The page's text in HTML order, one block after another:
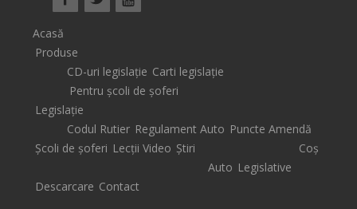
Acasă
Produse
CD-uri legislație Carti legislație
Pentru școli de șoferi
Legislație
Codul Rutier Regulament Auto Puncte Amendă
Școli de șoferi Lecții Video Știri
Auto Legislative
Coș
Descarcare Contact